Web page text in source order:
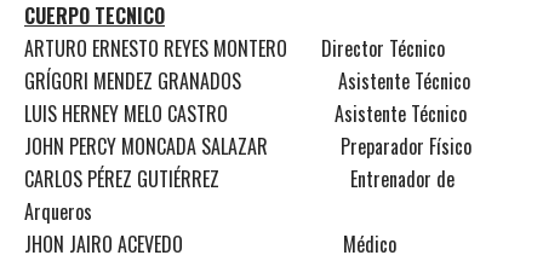
CUERPO TECNICO
ARTURO ERNESTO REYES MONTERO Director Técnico
GRÍGORI MENDEZ GRANADOS Asistente Técnico
LUIS HERNEY MELO CASTRO Asistente Técnico
JOHN PERCY MONCADA SALAZAR Preparador Físico
CARLOS PÉREZ GUTIÉRREZ Entrenador de
Arqueros
JHON JAIRO ACEVEDO Médico